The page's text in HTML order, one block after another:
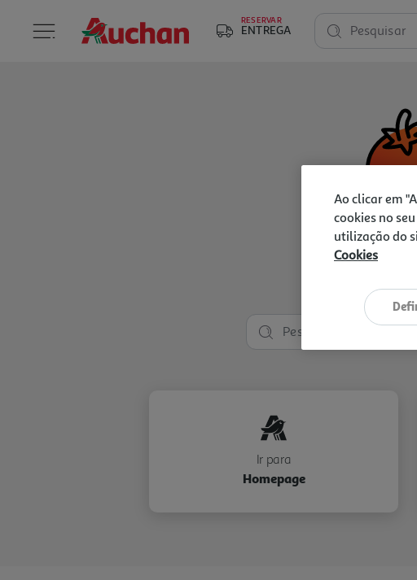
RESERVAR
ENTREGA Pesquisar
Ir para
Homepage
Ao clicar em
cookies no
utilização do
Cookies